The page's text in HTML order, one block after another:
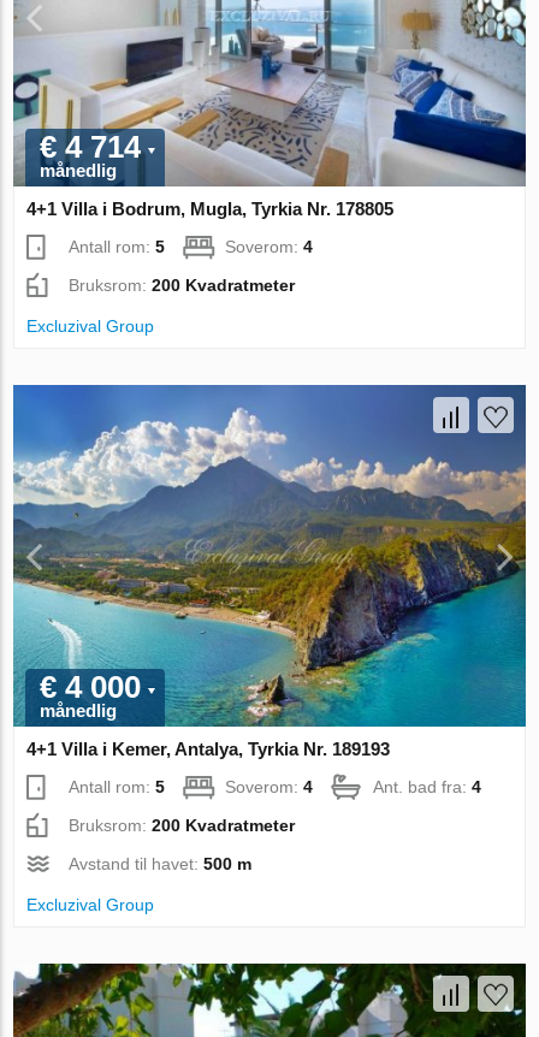
€ 4 714
månedlig
4+1 Villa i Bodrum, Mugla, Tyrkia Nr. 178805
Antall rom:5 Soverom:4
Bruksrom:200 Kvadratmeter
Excluzival Group
€ 4 000
månedlig
4+1 Villa i Kemer, Antalya, Tyrkia Nr. 189193
Antall rom:5 Soverom:4 Ant. bad fra:4
Bruksrom:200 Kvadratmeter
Avstand til havet:500 m
Excluzival Group